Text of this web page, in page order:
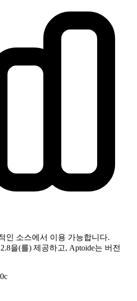
인 소스에서 이용 가능합니다.
을(를) 제공하고, Aptoide는 버전